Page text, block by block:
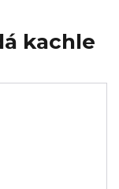
kachle